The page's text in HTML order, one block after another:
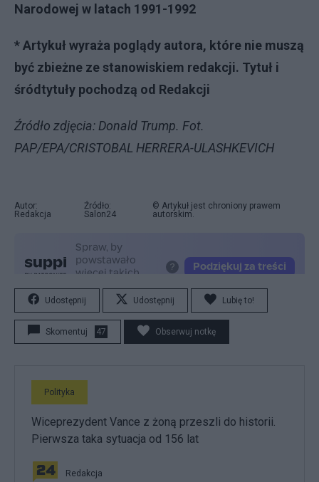
Narodowej w latach 1991-1992
* Artykuł wyraża poglądy autora, które nie muszą
być zbieżne ze stanowiskiem redakcji. Tytuł i
śródtytuły pochodzą od Redakcji
Źródło zdjęcia: Donald Trump. Fot.
PAP/EPA/CRISTOBAL HERRERA-ULASHKEVICH
Autor:
Redakcja
Źródło:
Salon24
© Artykuł jest chroniony prawem
autorskim.
Udostępnij Udostępnij Lubię to!
Skomentuj 47 Obserwuj notkę
Polityka
Wiceprezydent Vance z żoną przeszli do historii.
Pierwsza taka sytuacja od 156 lat
Redakcja